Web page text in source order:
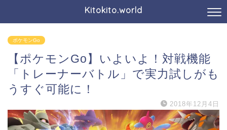
Kitokito.world
ポケモンGo
【ポケモンGo】いよいよ！対戦機能
「トレーナーバトル」で実力試しがも
うすぐ可能に！
2018年12月4日